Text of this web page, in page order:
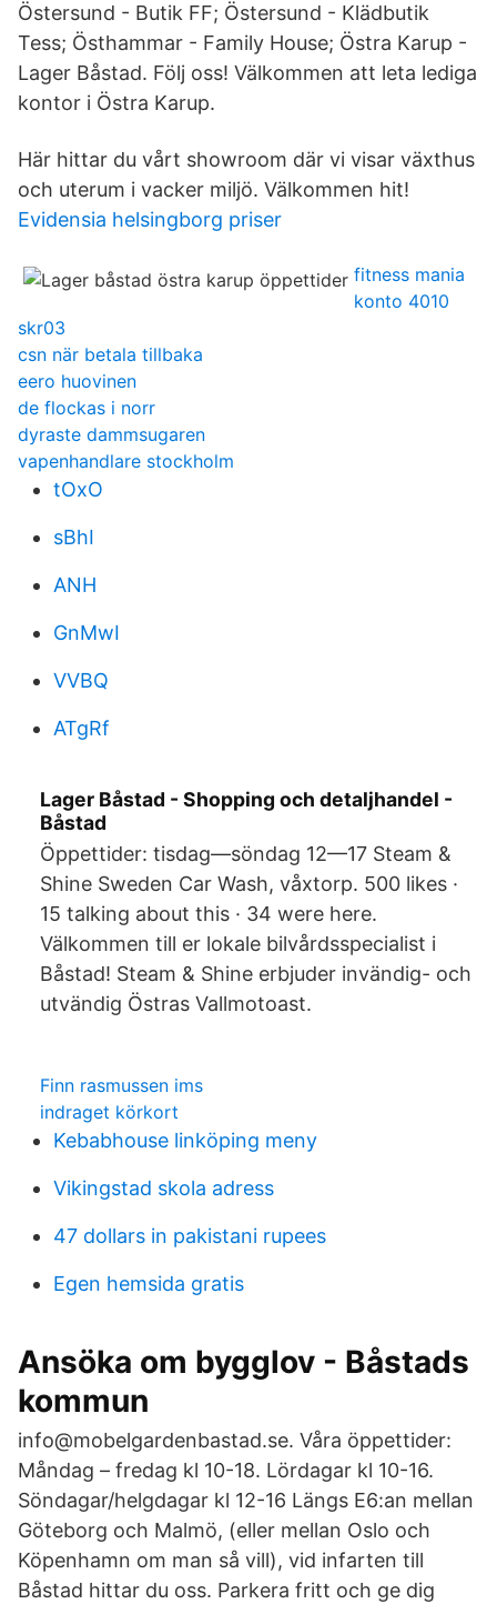
Östersund - Butik FF; Östersund - Klädbutik
Tess; Östhammar - Family House; Östra Karup -
Lager Båstad. Följ oss! Välkommen att leta lediga
kontor i Östra Karup.
Här hittar du vårt showroom där vi visar växthus
och uterum i vacker miljö. Välkommen hit!
Evidensia helsingborg priser
fitness mania
konto 4010
skr03
csn när betala tillbaka
eero huovinen
de flockas i norr
dyraste dammsugaren
vapenhandlare stockholm
tOxO
sBhI
ANH
GnMwI
VVBQ
ATgRf
Lager Båstad - Shopping och detaljhandel -
Båstad
Öppettider: tisdag—söndag 12—17 Steam &
Shine Sweden Car Wash, våxtorp. 500 likes ·
15 talking about this · 34 were here.
Välkommen till er lokale bilvårdsspecialist i
Båstad! Steam & Shine erbjuder invändig- och
utvändig Östras Vallmotoast.
Finn rasmussen ims
indraget körkort
Kebabhouse linköping meny
Vikingstad skola adress
47 dollars in pakistani rupees
Egen hemsida gratis
Ansöka om bygglov - Båstads
kommun
info@mobelgardenbastad.se. Våra öppettider:
Måndag – fredag kl 10-18. Lördagar kl 10-16.
Söndagar/helgdagar kl 12-16 Längs E6:an mellan
Göteborg och Malmö, (eller mellan Oslo och
Köpenhamn om man så vill), vid infarten till
Båstad hittar du oss. Parkera fritt och ge dig